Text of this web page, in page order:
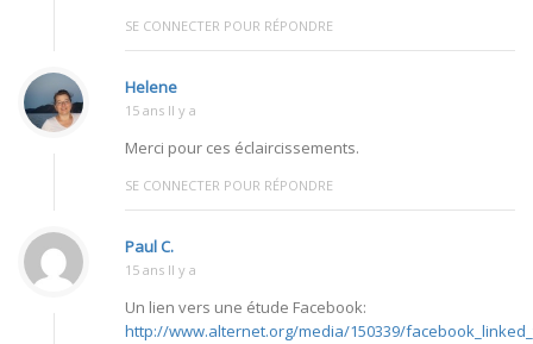
SE CONNECTER POUR RÉPONDRE
Helene
15 ans Il y a
Merci pour ces éclaircissements.
SE CONNECTER POUR RÉPONDRE
Paul C.
15 ans Il y a
Un lien vers une étude Facebook:
http://www.alternet.org/media/150339/